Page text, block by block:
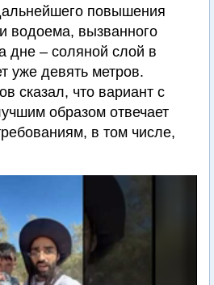
повышения
водоема, вызванного
дне – соляной слой в
уже девять метров.
сказал, что вариант с
образом отвечает
в том числе,